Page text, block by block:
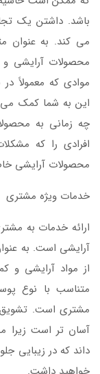
باشد. داشتن یک
می کند. به عنوان
محصولات آرایشی و
موادی که معمولاً
این به شما کمک می
چه زمانی به
افرادی را که
محصولات آرایشی
خدمات ویژه مشتری
ارائه خدمات به
آرایشی است. به
از مواد آرایشی و
متناسب با نوع
مشتری است. تشویق
آسان تر است زیرا
داند که در زیبایی